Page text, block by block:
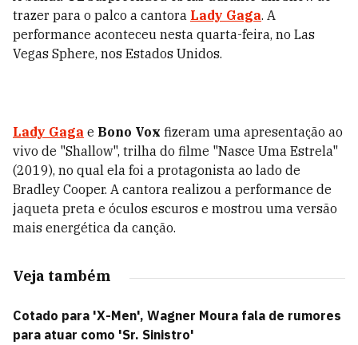
trazer para o palco a cantora Lady Gaga. A
performance aconteceu nesta quarta-feira, no Las
Vegas Sphere, nos Estados Unidos.
Lady Gaga e Bono Vox fizeram uma apresentação ao
vivo de "Shallow", trilha do filme "Nasce Uma Estrela"
(2019), no qual ela foi a protagonista ao lado de
Bradley Cooper. A cantora realizou a performance de
jaqueta preta e óculos escuros e mostrou uma versão
mais energética da canção.
Veja também
Cotado para 'X-Men', Wagner Moura fala de rumores
para atuar como 'Sr. Sinistro'